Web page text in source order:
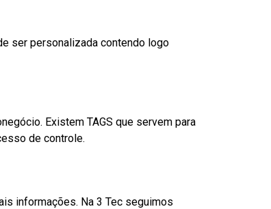
ser personalizada contendo logo
Existem TAGS que servem para
de controle.
informações. Na 3 Tec seguimos